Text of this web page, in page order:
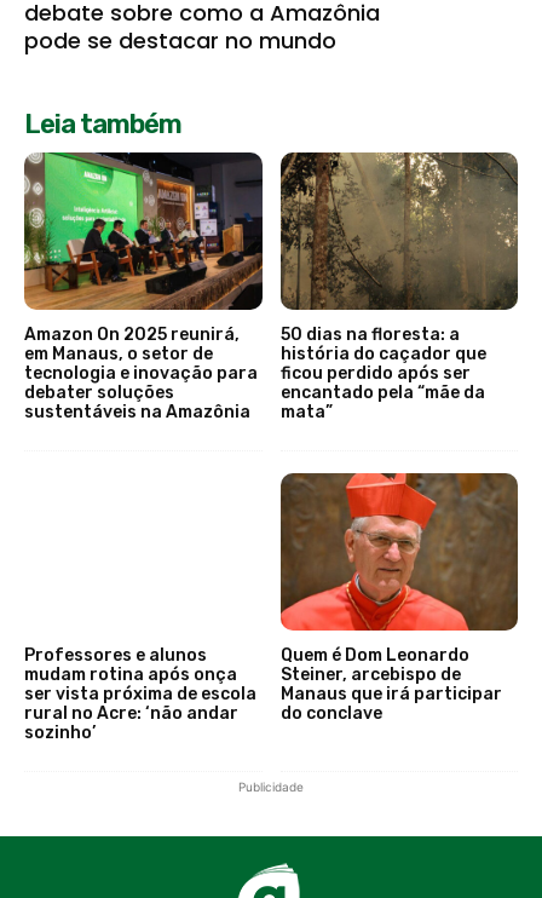
debate sobre como a Amazônia
pode se destacar no mundo
Leia também
Amazon On 2025 reunirá,
em Manaus, o setor de
tecnologia e inovação para
debater soluções
sustentáveis na Amazônia
50 dias na floresta: a
história do caçador que
ficou perdido após ser
encantado pela “mãe da
mata”
Professores e alunos
mudam rotina após onça
ser vista próxima de escola
rural no Acre: ‘não andar
sozinho’
Quem é Dom Leonardo
Steiner, arcebispo de
Manaus que irá participar
do conclave
Publicidade